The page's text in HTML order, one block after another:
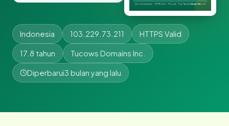
Indonesia 103.229.73.211 HTTPS Valid
17.8 tahun Tucows Domains Inc.
Diperbarui3 bulan yang lalu